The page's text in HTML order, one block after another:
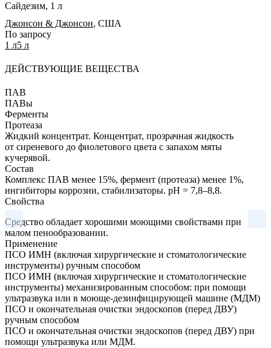
Сайдезим, 1 л
Джонсон & Джонсон, США
1 л5 л
ДЕЙСТВУЮЩИЕ ВЕЩЕСТВА
ПАВ
ПАВы
Ферменты
Протеаза
Жидкий концентрат. Концентрат, прозрачная жидкость
от сиреневого до фиолетового цвета с запахом мяты
кучерявой.
Состав
Комплекс ПАВ менее 15%, фермент (протеаза) менее 1%,
ингибиторы коррозии, стабилизаторы. pH = 7,8–8,8.
Свойства
Средство обладает хорошими моющими свойствами при
малом пенообразовании.
Применение
ПСО ИМН (включая хирургические и стоматологические
инструменты) ручным способом
ПСО ИМН (включая хирургические и стоматологические
инструменты) механизированным способом: при помощи
ультразвука или в моюще-дезинфицирующей машине (МДМ)
ПСО и окончательная очистки эндоскопов (перед ДВУ)
ручным способом
ПСО и окончательная очистки эндоскопов (перед ДВУ) при
помощи ультразвука или МДМ.
По запросу